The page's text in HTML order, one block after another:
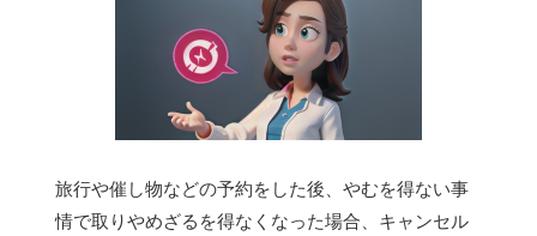
旅行や催し物などの予約をした後、やむを得ない事
情で取りやめざるを得なくなった場合、キャンセル